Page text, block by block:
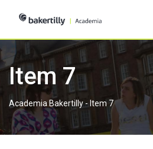
content
Item 7
Academia Bakertilly - Item 7